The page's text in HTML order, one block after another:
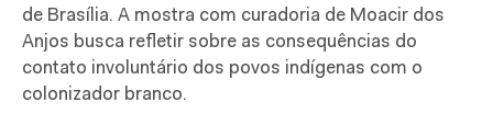
de Brasília. A mostra com curadoria de Moacir dos
Anjos busca refletir sobre as consequências do
contato involuntário dos povos indígenas com o
colonizador branco.